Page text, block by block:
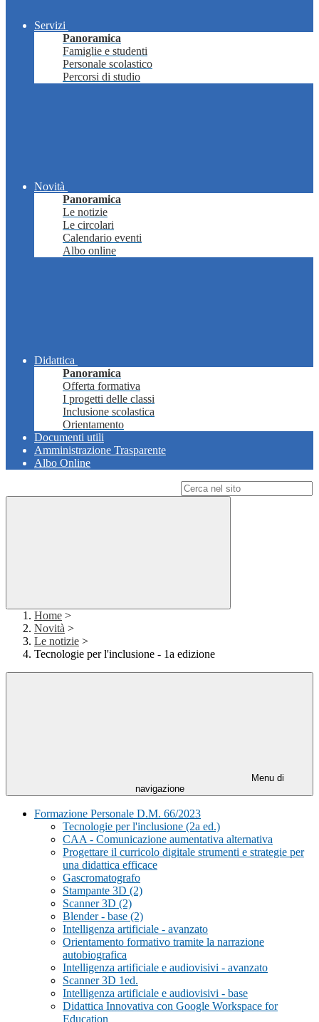
Servizi
Panoramica
Famiglie e studenti
Personale scolastico
Percorsi di studio
Novità
Panoramica
Le notizie
Le circolari
Calendario eventi
Albo online
Didattica
Panoramica
Offerta formativa
I progetti delle classi
Inclusione scolastica
Orientamento
Documenti utili
Amministrazione Trasparente
Albo Online
Home >
Novità >
Le notizie >
Tecnologie per l'inclusione - 1a edizione
Menu di
navigazione
Formazione Personale D.M. 66/2023
Tecnologie per l'inclusione (2a ed.)
CAA - Comunicazione aumentativa alternativa
Progettare il curricolo digitale strumenti e strategie per
una didattica efficace
Gascromatografo
Stampante 3D (2)
Scanner 3D (2)
Blender - base (2)
Intelligenza artificiale - avanzato
Orientamento formativo tramite la narrazione
autobiografica
Intelligenza artificiale e audiovisivi - avanzato
Scanner 3D 1ed.
Intelligenza artificiale e audiovisivi - base
Didattica Innovativa con Google Workspace for
Education